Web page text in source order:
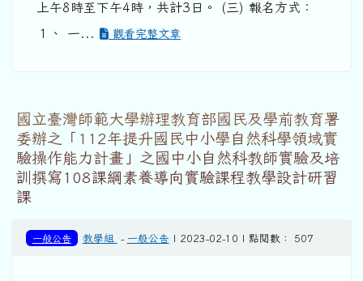
上午8時至下午4時，共計3日。 (三) 報名方式：
１、 一...
觀看完整文章
國立臺灣師範大學辦理教育部國民及學前教育署
委辦之「112年提升國民中小學自然科學領域實
驗操作能力計畫」之國中小自然科教師實驗及培
訓撰寫108課綱素養導向實驗課程教學設計研習
課
一般公告 教學組 - 一般公告 | 2023-02-10 | 點閱數： 507